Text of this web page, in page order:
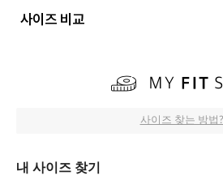
사이즈 비교